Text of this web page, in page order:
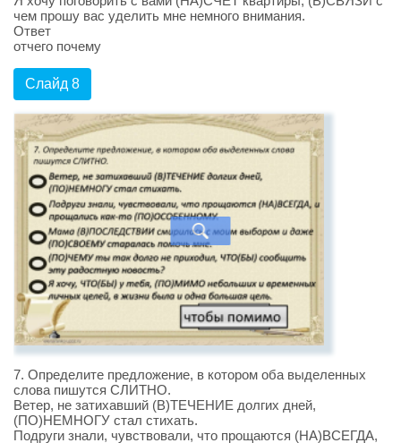
чем прошу вас уделить мне немного внимания.
Ответ
отчего почему
Слайд 8
7. Определите предложение, в котором оба выделенных
слова пишутся СЛИТНО.
Ветер, не затихавший (В)ТЕЧЕНИЕ долгих дней,
(ПО)НЕМНОГУ стал стихать.
Подруги знали, чувствовали, что прощаются (НА)ВСЕГДА,